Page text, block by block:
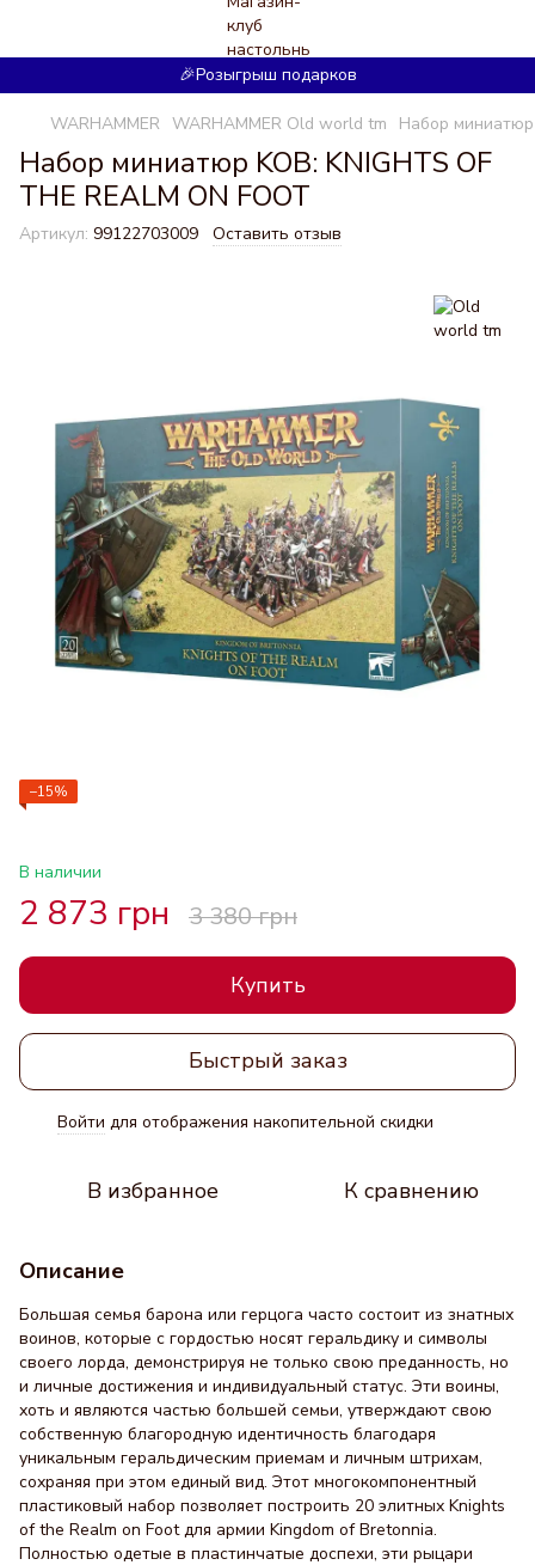
🎉Розыгрыш подарков
WARHAMMER WARHAMMER Old world tm Набор миниатюр
Набор миниатюр KOB: KNIGHTS OF
THE REALM ON FOOT
Артикул: 99122703009 Оставить отзыв
−15%
В наличии
2 873 грн 3 380 грн
Купить
Быстрый заказ
Войти для отображения накопительной скидки
В избранное К сравнению
Описание
Большая семья барона или герцога часто состоит из знатных
воинов, которые с гордостью носят геральдику и символы
своего лорда, демонстрируя не только свою преданность, но
и личные достижения и индивидуальный статус. Эти воины,
хоть и являются частью большей семьи, утверждают свою
собственную благородную идентичность благодаря
уникальным геральдическим приемам и личным штрихам,
сохраняя при этом единый вид. Этот многокомпонентный
пластиковый набор позволяет построить 20 элитных Knights
of the Realm on Foot для армии Kingdom of Bretonnia.
Полностью одетые в пластинчатые доспехи, эти рыцари